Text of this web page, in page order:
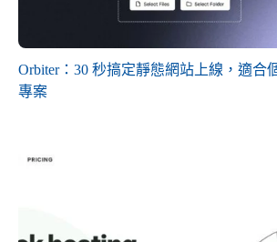
Orbiter：30 秒搞定靜態網站上線，適合
專案